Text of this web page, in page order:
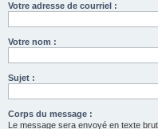
Votre adresse de courriel :
Votre nom :
Sujet :
Corps du message :
Le message sera envoyé en texte